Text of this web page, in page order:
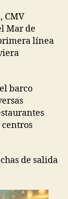
CMV
Mar de
línea
barco
centros
de salida